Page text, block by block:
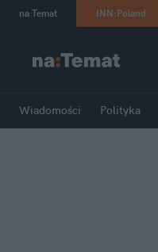
na:Temat INN:Poland
Wiadomości Polityka